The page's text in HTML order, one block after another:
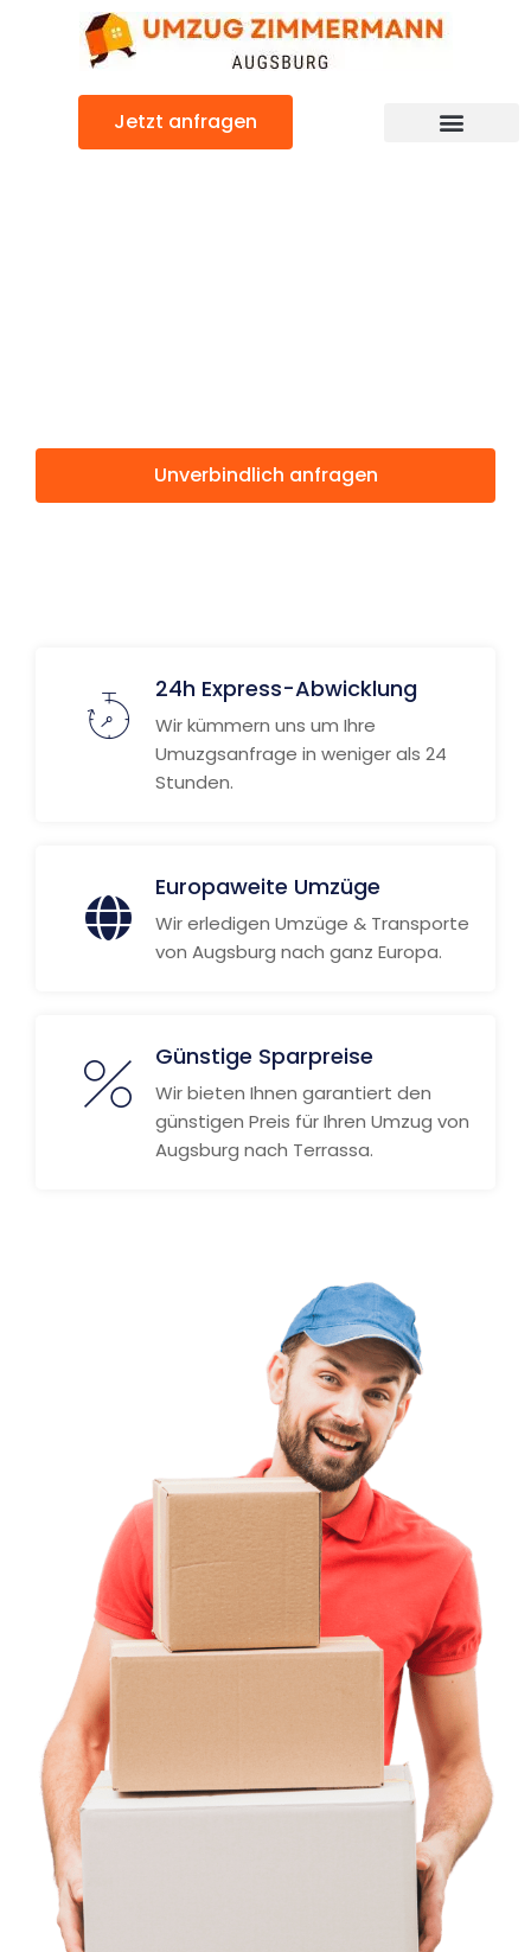
Jetzt anfragen
Unverbindlich anfragen
24h Express-Abwicklung
Wir kümmern uns um Ihre
Umuzgsanfrage in weniger als 24
Stunden.
Europaweite Umzüge
Wir erledigen Umzüge & Transporte
von Augsburg nach ganz Europa.
Günstige Sparpreise
Wir bieten Ihnen garantiert den
günstigen Preis für Ihren Umzug von
Augsburg nach Terrassa.